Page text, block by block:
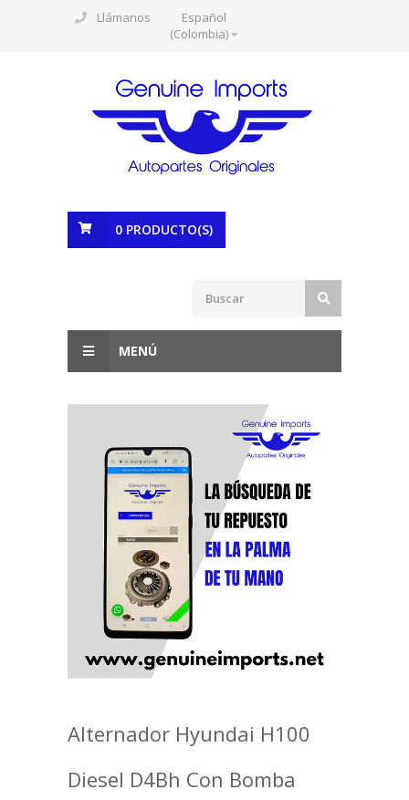
Llámanos
Español
(Colombia)
0 PRODUCTO(S)
MENÚ
Alternador Hyundai H100
Diesel D4Bh Con Bomba